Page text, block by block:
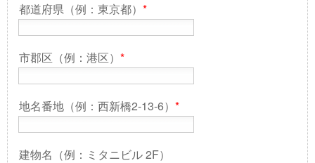
都道府県（例：東京都） *
市郡区（例：港区） *
地名番地（例：西新橋2-13-6） *
建物名（例：ミタニビル 2F）